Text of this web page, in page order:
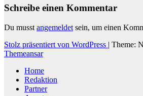
Schreibe einen Kommentar
Du musst angemeldet sein, um einen
Stolz präsentiert von WordPress | Theme:
Themeansar
Home
Redaktion
Partner